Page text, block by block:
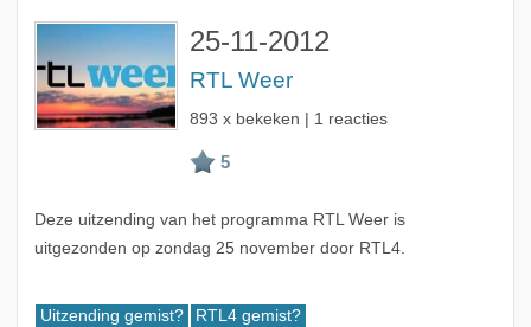
25-11-2012
RTL Weer
893 x bekeken | 1 reacties
Deze uitzending van het programma RTL Weer is
uitgezonden op zondag 25 november door RTL4.
Uitzending gemist? RTL4 gemist?